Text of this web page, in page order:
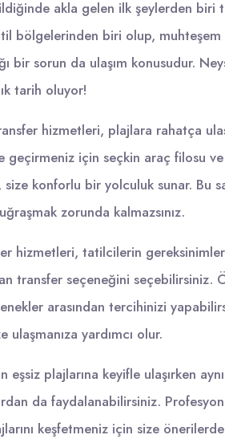
akla gelen ilk şeylerden biri
bölgelerinden biri olup, muhteşem
bir sorun da ulaşım konusudur.
tarih oluyor!
hizmetleri, plajlara rahatça
geçirmeniz için seçkin araç filosu
konforlu bir yolculuk sunar. Bu
zorunda kalmazsınız.
hizmetleri, tatilcilerin
transfer seçeneğini
arasından tercihinizi
ulaşmanıza yardımcı olur.
eşsiz plajlarına keyifle ulaşırken
da faydalanabilirsiniz.
keşfetmeniz için size